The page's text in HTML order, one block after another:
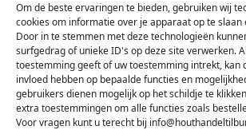
Om de beste ervaringen te bieden, gebruiken wij
cookies om informatie over je apparaat op te
Door in te stemmen met deze technologieën
surfgedrag of unieke ID's op deze site verwerken.
toestemming geeft of uw toestemming intrekt, kan
invloed hebben op bepaalde functies en
gebruikers dienen mogelijk op het schildje te
extra toestemmingen om alle functies zoals
Voor vragen kunt u terecht bij